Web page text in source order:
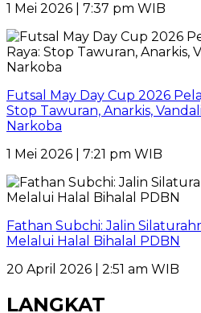
1 Mei 2026 | 7:37 pm WIB
Futsal May Day Cup 2026
Stop Tawuran, Anarkis,
Narkoba
1 Mei 2026 | 7:21 pm WIB
Fathan Subchi: Jalin
Melalui Halal Bihalal PDBN
20 April 2026 | 2:51 am WIB
LANGKAT